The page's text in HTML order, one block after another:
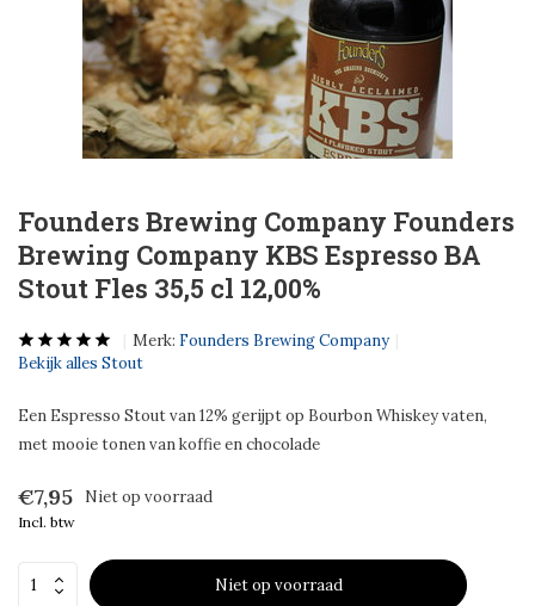
Founders Brewing Company Founders
Brewing Company KBS Espresso BA
Stout Fles 35,5 cl 12,00%
Merk: Founders Brewing Company
Bekijk alles Stout
Een Espresso Stout van 12% gerijpt op Bourbon Whiskey vaten,
met mooie tonen van koffie en chocolade
€7,95 Niet op voorraad
Incl. btw
Niet op voorraad